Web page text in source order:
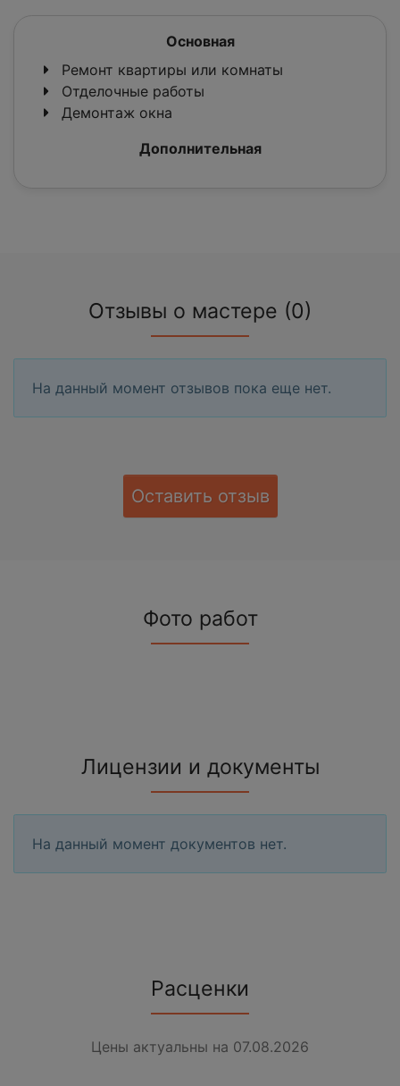
Основная
Ремонт квартиры или комнаты
Отделочные работы
Демонтаж окна
Дополнительная
Отзывы о мастере (0)
На данный момент отзывов пока еще нет.
Оставить отзыв
Фото работ
Лицензии и документы
На данный момент документов нет.
Расценки
Цены актуальны на 07.08.2026